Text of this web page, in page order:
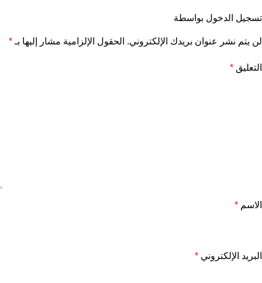
تسجيل الدخول بواسطة
لن يتم نشر عنوان بريدك الإلكتروني. الحقول الإلزامية مشار إليها بـ *
التعليق *
الاسم *
البريد الإلكتروني *